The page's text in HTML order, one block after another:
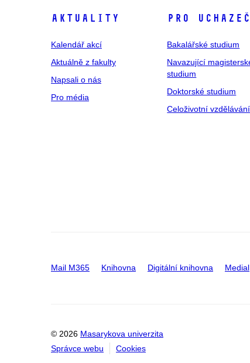
Aktuality
Kalendář akcí
Aktuálně z fakulty
Napsali o nás
Pro média
Pro
Bakalářské studium
Navazující
studium
Doktorské studium
Celoživotní vzdělávání
Mail M365 Knihovna Digitální knihovna Medial
© 2026 Masarykova univerzita
Správce webu
Cookies